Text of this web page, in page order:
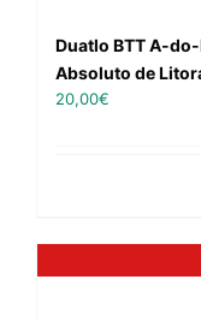
Duatlo BTT A-
Absoluto de
20,00€